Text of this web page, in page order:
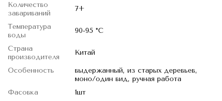
Количество
завариваний
7+
Температура
воды
90-95 °C
Страна
производителя
Китай
Особенность
выдержанный, из старых деревьев,
моно/один вид, ручная работа
Фасовка
1шт